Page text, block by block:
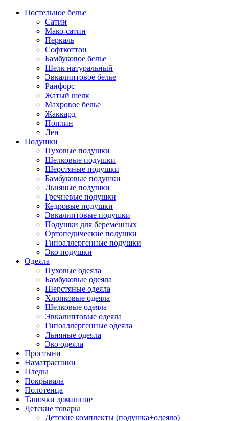
Постельное белье
Сатин
Мако-сатин
Перкаль
Софткоттон
Бамбуковое белье
Шелк натуральный
Эвкалиптовое белье
Ранфорс
Жатый шелк
Махровое белье
Жаккард
Поплин
Лен
Подушки
Пуховые подушки
Шелковые подушки
Шерстяные подушки
Бамбуковые подушки
Льняные подушки
Гречневые подушки
Кедровые подушки
Эвкалиптовые подушки
Подушки для беременных
Ортопедические подушки
Гипоаллергенные подушки
Эко подушки
Одеяла
Пуховые одеяла
Бамбуковые одеяла
Шерстяные одеяла
Хлопковые одеяла
Шелковые одеяла
Эвкалиптовые одеяла
Гипоаллергенные одеяла
Льняные одеяла
Эко одеяла
Простыни
Наматрасники
Пледы
Покрывала
Полотенца
Тапочки домашние
Детские товары
Детские комплекты (подушка+одеяло)